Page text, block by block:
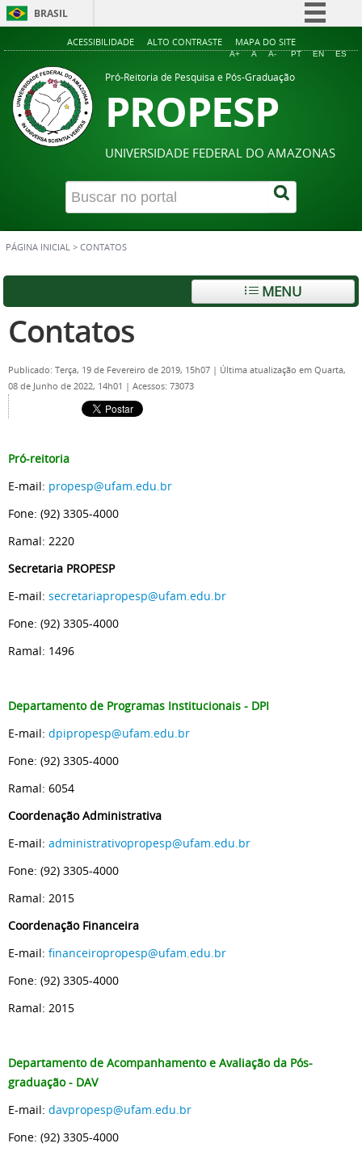
BRASIL
Simplifique!
Acesso à informação
ACESSIBILIDADE ALTO CONTRASTE MAPA DO SITE
A+ A A- PT EN ES
Pró-Reitoria de Pesquisa e Pós-Graduação
PROPESP
UNIVERSIDADE FEDERAL DO AMAZONAS
PÁGINA INICIAL > CONTATOS
MENU
Contatos
Publicado: Terça, 19 de Fevereiro de 2019, 15h07 | Última atualização em Quarta,
08 de Junho de 2022, 14h01 | Acessos: 73073
Pró-reitoria
E-mail: propesp@ufam.edu.br
Fone: (92) 3305-4000
Ramal: 2220
Secretaria PROPESP
E-mail: secretariapropesp@ufam.edu.br
Fone: (92) 3305-4000
Ramal: 1496
Departamento de Programas Institucionais - DPI
E-mail: dpipropesp@ufam.edu.br
Fone: (92) 3305-4000
Ramal: 6054
Coordenação Administrativa
E-mail: administrativopropesp@ufam.edu.br
Fone: (92) 3305-4000
Ramal: 2015
Coordenação Financeira
E-mail: financeiropropesp@ufam.edu.br
Fone: (92) 3305-4000
Ramal: 2015
Departamento de Acompanhamento e Avaliação da Pós-
graduação - DAV
E-mail: davpropesp@ufam.edu.br
Fone: (92) 3305-4000